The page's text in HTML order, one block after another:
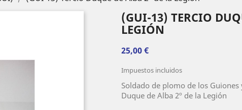
(GUI-13) TERCIO
LEGIÓN
25,00 €
Impuestos incluidos
Soldado de plomo de los
Duque de Alba 2º de la Legión